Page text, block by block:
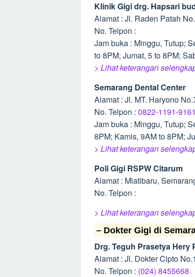
Klinik Gigi drg. Hapsari
Alamat : Jl. Raden Patah
No. Telpon :
Jam buka : Minggu, Tutup;
to 8PM; Jumat, 5 to 8PM;
> Lihat keterangan
Semarang Dental Center
Alamat : Jl. MT. Haryono
No. Telpon : 0822-1191-9161
Jam buka : Minggu, Tutup;
8PM; Kamis, 9AM to 8PM;
> Lihat keterangan
Poli Gigi RSPW Citarum
Alamat : Mlatibaru,
No. Telpon :
> Lihat keterangan
– Dokter Gigi di
Drg. Teguh Prasetya Hery
Alamat : Jl. Dokter Cipto
No. Telpon : (024) 8455668